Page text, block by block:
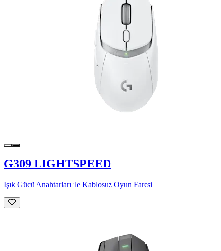
G309 LIGHTSPEED
Işık Gücü Anahtarları ile Kablosuz Oyun Faresi